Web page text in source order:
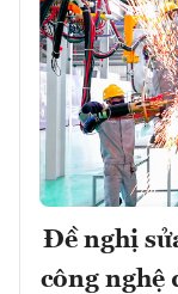
Đề nghị
công nghệ